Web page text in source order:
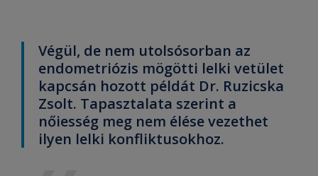
Végül, de nem utolsósorban az
endometriózis mögötti lelki vetület
kapcsán hozott példát Dr. Ruzicska
Zsolt. Tapasztalata szerint a
nőiesség meg nem élése vezethet
ilyen lelki konfliktusokhoz.